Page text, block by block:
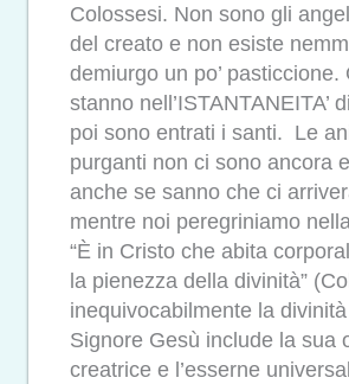
Colossesi. Non sono gli
del creato e non esiste
demiurgo un po’ pasticcione.
stanno nell’ISTANTANEITA’
poi sono entrati i santi. Le
purganti non ci sono ancora
anche se sanno che ci
mentre noi peregriniamo
“È in Cristo che abita
la pienezza della divinità”
inequivocabilmente la
Signore Gesù include la sua
creatrice e l’esserne